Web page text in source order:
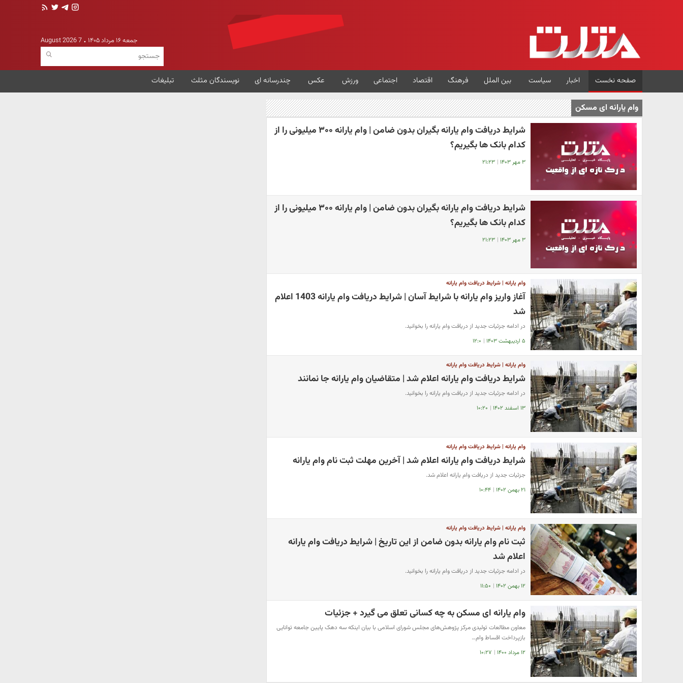
جمعه ۱۶ مرداد ۱۴۰۵ 7 August 2026
صفحه نخست اخبار سیاست بین الملل فرهنگ اقتصاد اجتماعی ورزش عکس چندرسانه ای نویسندگان مثلث تبلیغات
وام یارانه ای مسکن
شرایط دریافت وام یارانه بگیران بدون ضامن | وام یارانه ۳۰۰ میلیونی را از
کدام بانک ها بگیریم؟
۳ مهر ۱۴۰۳ | ۲۱:۲۳
شرایط دریافت وام یارانه بگیران بدون ضامن | وام یارانه ۳۰۰ میلیونی را از
کدام بانک ها بگیریم؟
۳ مهر ۱۴۰۳ | ۲۱:۲۳
وام یارانه | شرایط دریافت وام یارانه
آغاز واریز وام یارانه با شرایط آسان | شرایط دریافت وام یارانه 1403 اعلام
شد
در ادامه جزئیات جدید از دریافت وام یارانه را بخوانید.
۵ اردیبهشت ۱۴۰۳ | ۱۲:۰
وام یارانه | شرایط دریافت وام یارانه
شرایط دریافت وام یارانه اعلام شد | متقاضیان وام یارانه جا نمانند
در ادامه جزئیات جدید از دریافت وام یارانه را بخوانید.
۱۳ اسفند ۱۴۰۲ | ۱۰:۲۰
وام یارانه | شرایط دریافت وام یارانه
شرایط دریافت وام یارانه اعلام شد | آخرین مهلت ثبت نام وام یارانه
جزئیات جدید از دریافت وام یارانه اعلام شد.
۲۱ بهمن ۱۴۰۲ | ۱۰:۴۴
وام یارانه | شرایط دریافت وام یارانه
ثبت نام وام یارانه بدون ضامن از این تاریخ | شرایط دریافت وام یارانه
اعلام شد
در ادامه جزئیات جدید از دریافت وام یارانه را بخوانید.
۱۲ بهمن ۱۴۰۲ | ۱۱:۵۰
وام یارانه ای مسکن به چه کسانی تعلق می گیرد + جزئیات
معاون مطالعات تولیدی مرکز پژوهش‌های مجلس شورای اسلامی با بیان اینکه سه دهک پایین جامعه توانایی
بازپرداخت اقساط وام…
۱۲ مرداد ۱۴۰۰ | ۱۰:۲۷